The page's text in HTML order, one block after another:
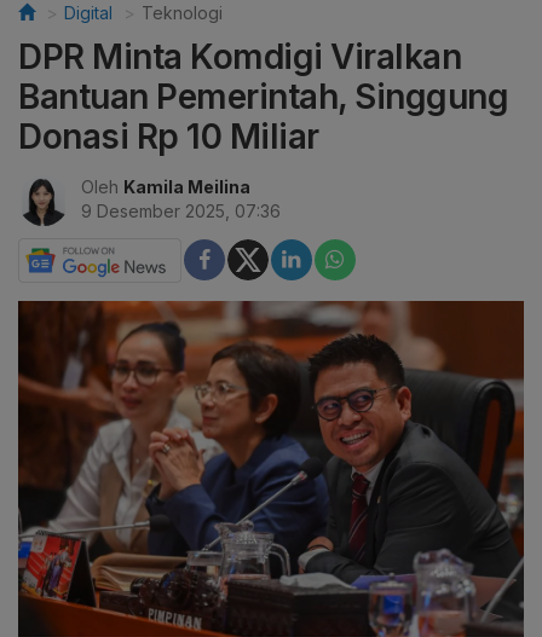
Digital Teknologi
DPR Minta Komdigi Viralkan
Bantuan Pemerintah, Singgung
Donasi Rp 10 Miliar
Oleh Kamila Meilina
9 Desember 2025, 07:36